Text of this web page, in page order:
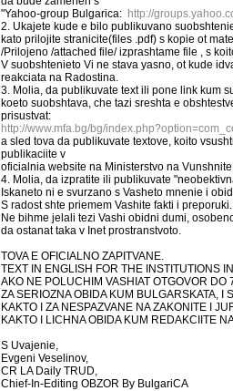
"Yahoo-group Bulgarica: http://
2. Ukajete kude e bilo publikuvano
kato prilojite stranicite(files .pdf) s kopie ot
/Prilojeno /attached file/ izprashtame file , s
V suobshtenieto Vi ne stava yasno, ot kude
reakciata na Radostina.
3. Molia, da publikuvate text ili pone link kum
koeto suobshtava, che tazi sreshta e
prisustvat:
http://www.mfa.bg/bg/
a sled tova da publikuvate textove, koito
publikaciite v
oficialnia website na Ministerstvo na
4. Molia, da izpratite ili publikuvate
Iskaneto ni e svurzano s Vasheto mnenie i
S radost shte priemem Vashite fakti i preporuki.
Ne bihme jelali tezi Vashi obidni dumi,
da ostanat taka v Inet prostranstvoto.
TOVA E OFICIALNO ZAPITVANE.
TEXT IN ENGLISH FOR THE INSTITUTIONS
AKO NE POLUCHIM VASHIAT OTGOVOR DO
ZA SERIOZNA OBIDA KUM BULGARSKATA, I
KAKTO I ZA NESPAZVANE NA ZAKONITE I
KAKTO I LICHNA OBIDA KUM REDAKCIITE
S Uvajenie,
Evgeni Veselinov,
CR LA Daily TRUD,
Chief-In-Editing OBZOR By BulgariCA